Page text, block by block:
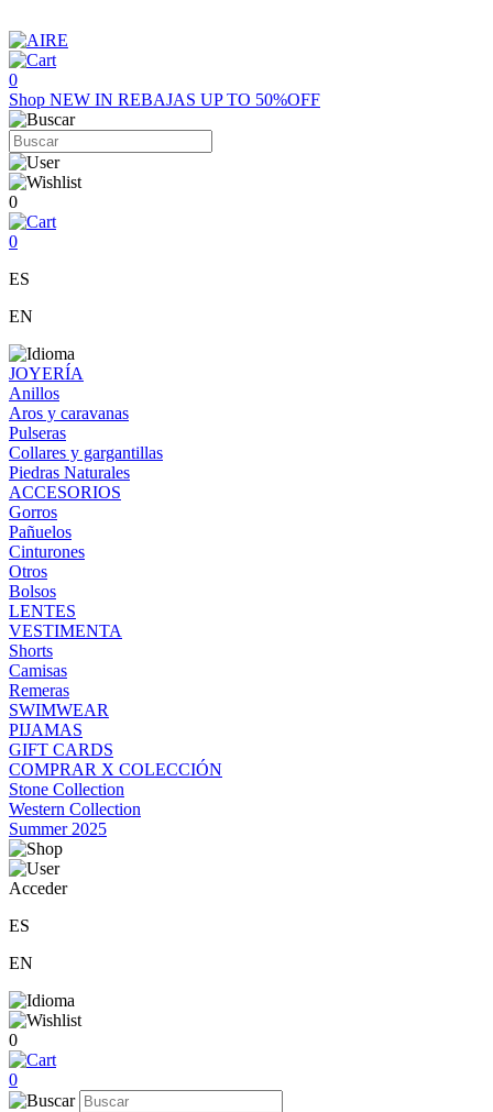
0
Shop NEW IN REBAJAS UP TO 50%OFF
0
0
ES
EN
JOYERÍA
Anillos
Aros y caravanas
Pulseras
Collares y gargantillas
Piedras Naturales
ACCESORIOS
Gorros
Pañuelos
Cinturones
Otros
Bolsos
LENTES
VESTIMENTA
Shorts
Camisas
Remeras
SWIMWEAR
PIJAMAS
GIFT CARDS
COMPRAR X COLECCIÓN
Stone Collection
Western Collection
Summer 2025
Acceder
ES
EN
0
0